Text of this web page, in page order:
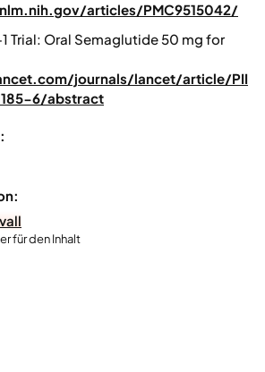
articles/PMC9515042/
Trial: Oral Semaglutide 50 mg for
journals/lancet/article/PII
6/abstract
für den Inhalt